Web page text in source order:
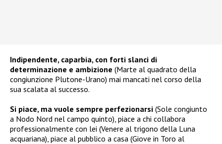
Indipendente, caparbia, con forti slanci di
determinazione e ambizione (Marte al quadrato della
congiunzione Plutone-Urano) mai mancati nel corso della
sua scalata al successo.
Si piace, ma vuole sempre perfezionarsi (Sole congiunto
a Nodo Nord nel campo quinto), piace a chi collabora
professionalmente con lei (Venere al trigono della Luna
acquariana), piace al pubblico a casa (Giove in Toro al